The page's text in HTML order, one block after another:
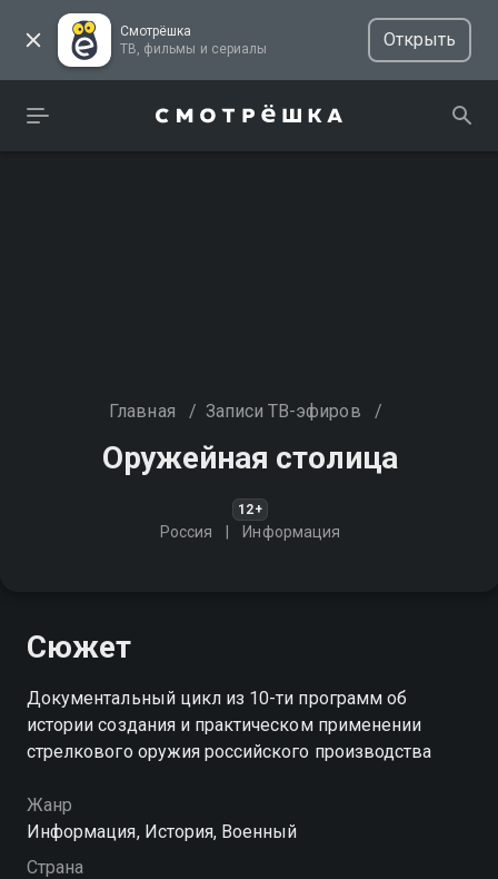
Смотрёшка
ТВ, фильмы и сериалы
Открыть
Главная / Записи ТВ-эфиров /
Оружейная столица
12+
Россия Информация
Сюжет
Документальный цикл из 10-ти программ об
истории создания и практическом применении
стрелкового оружия российского производства
Жанр
Информация, История, Военный
Страна